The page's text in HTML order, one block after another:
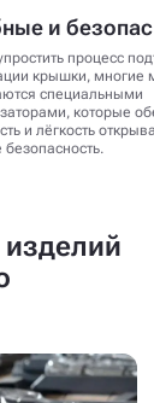
и
процесс
крышки, многие
специальными
которые
и лёгкость
безопасность.